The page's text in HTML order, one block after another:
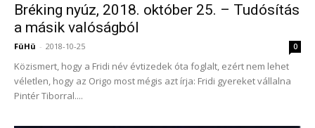
Bréking nyúz, 2018. október 25. – Tudósítás
a másik valóságból
FüHü - 2018-10-25 0
Közismert, hogy a Fridi név évtizedek óta foglalt, ezért nem lehet
véletlen, hogy az Origo most mégis azt írja: Fridi gyereket vállalna
Pintér Tiborral....